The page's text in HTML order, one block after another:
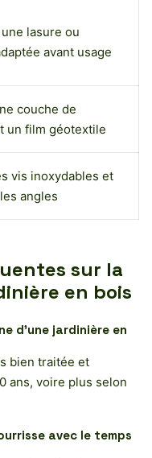
lasure ou
avant usage
couche de
un film géotextile
vis inoxydables et
angles
sur la
en bois
d’une jardinière en
bien traitée et
ans, voire plus selon
avec le temps